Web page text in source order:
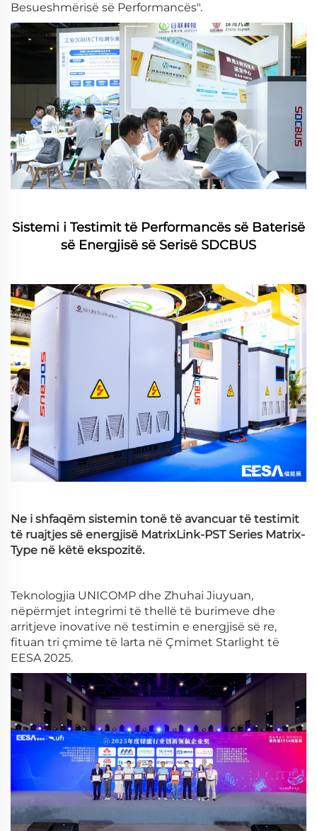
Besueshmërisë së Performancës".
Sistemi i Testimit të Performancës së Baterisë
së Energjisë së Serisë SDCBUS
Ne i shfaqëm sistemin tonë të avancuar të testimit
të ruajtjes së energjisë MatrixLink-PST Series Matrix-
Type në këtë ekspozitë.
Teknologjia UNICOMP dhe Zhuhai Jiuyuan,
nëpërmjet integrimi të thellë të burimeve dhe
arritjeve inovative në testimin e energjisë së re,
fituan tri çmime të larta në Çmimet Starlight të
EESA 2025.